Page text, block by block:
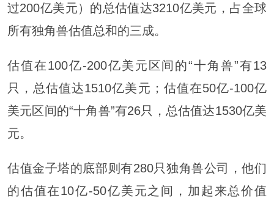
过200亿美元）的总估值达3210亿美元，占全球
所有独角兽估值总和的三成。
估值在100亿-200亿美元区间的“十角兽”有13
只，总估值达1510亿美元；估值在50亿-100亿
美元区间的“十角兽”有26只，总估值达1530亿美
元。
估值金子塔的底部则有280只独角兽公司，他们
的估值在10亿-50亿美元之间，加起来总价值